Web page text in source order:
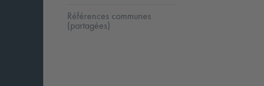
Références communes
(partagées)